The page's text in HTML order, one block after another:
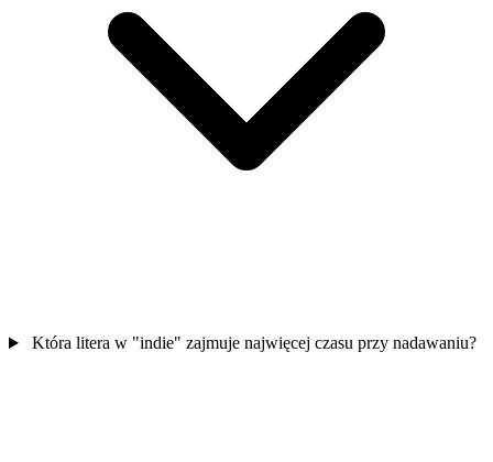
Która litera w "indie" zajmuje najwięcej czasu przy nadawaniu?